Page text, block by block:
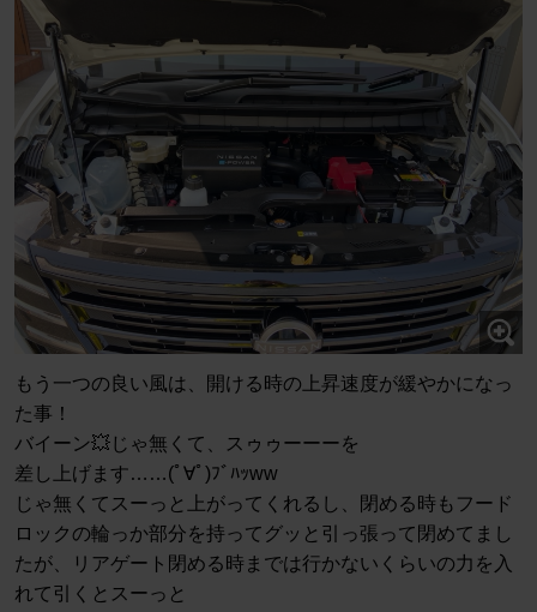
もう一つの良い風は、開ける時の上昇速度が緩やかになっ
た事！
バイーン💥じゃ無くて、スゥゥーーーを
差し上げます……(ﾟ∀ﾟ)ﾌﾞﾊｯww
じゃ無くてスーっと上がってくれるし、閉める時もフード
ロックの輪っか部分を持ってグッと引っ張って閉めてまし
たが、リアゲート閉める時までは行かないくらいの力を入
れて引くとスーっと